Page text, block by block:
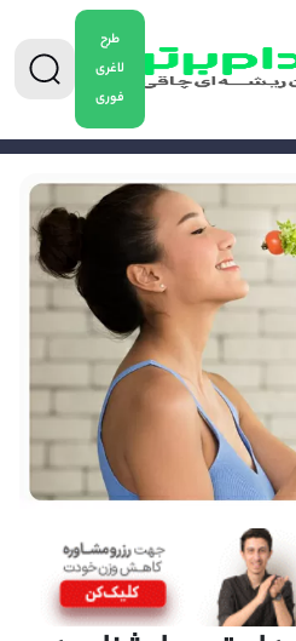
طرح
لاغری
فوری
0904-5478882